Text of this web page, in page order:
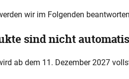
wir im Folgenden
sind nicht
ab dem 11. Dezember 2027